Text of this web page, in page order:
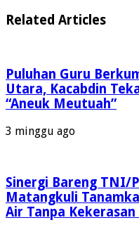
Related Articles
Puluhan Guru
Utara, Kacabdin
“Aneuk Meutuah”
3 minggu ago
Sinergi Bareng TNI/
Matangkuli
Air Tanpa Kekerasan